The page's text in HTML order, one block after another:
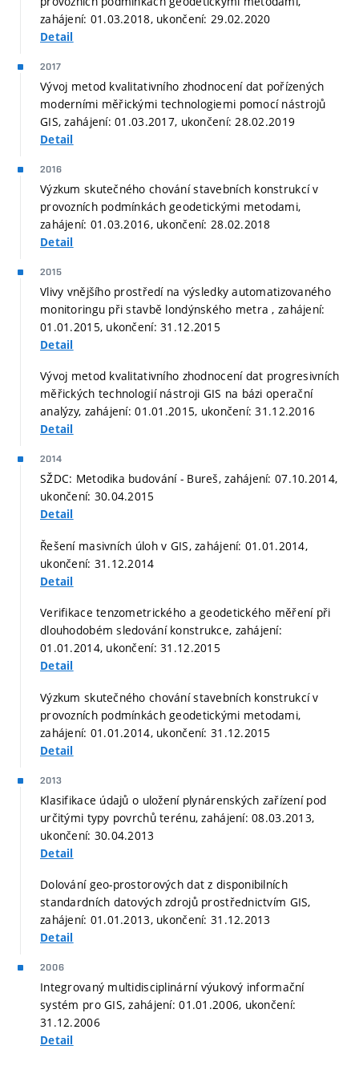
zahájení: 01.03.2018, ukončení: 29.02.2020
Detail
2017
Vývoj metod kvalitativního zhodnocení dat pořízených
moderními měřickými technologiemi pomocí nástrojů
GIS, zahájení: 01.03.2017, ukončení: 28.02.2019
Detail
2016
Výzkum skutečného chování stavebních konstrukcí v
provozních podmínkách geodetickými metodami,
zahájení: 01.03.2016, ukončení: 28.02.2018
Detail
2015
Vlivy vnějšího prostředí na výsledky automatizovaného
monitoringu při stavbě londýnského metra , zahájení:
01.01.2015, ukončení: 31.12.2015
Detail
Vývoj metod kvalitativního zhodnocení dat progresivních
měřických technologií nástroji GIS na bázi operační
analýzy, zahájení: 01.01.2015, ukončení: 31.12.2016
Detail
2014
SŽDC: Metodika budování - Bureš, zahájení: 07.10.2014,
ukončení: 30.04.2015
Detail
Řešení masivních úloh v GIS, zahájení: 01.01.2014,
ukončení: 31.12.2014
Detail
Verifikace tenzometrického a geodetického měření při
dlouhodobém sledování konstrukce, zahájení:
01.01.2014, ukončení: 31.12.2015
Detail
Výzkum skutečného chování stavebních konstrukcí v
provozních podmínkách geodetickými metodami,
zahájení: 01.01.2014, ukončení: 31.12.2015
Detail
2013
Klasifikace údajů o uložení plynárenských zařízení pod
určitými typy povrchů terénu, zahájení: 08.03.2013,
ukončení: 30.04.2013
Detail
Dolování geo-prostorových dat z disponibilních
standardních datových zdrojů prostřednictvím GIS,
zahájení: 01.01.2013, ukončení: 31.12.2013
Detail
2006
Integrovaný multidisciplinární výukový informační
systém pro GIS, zahájení: 01.01.2006, ukončení:
31.12.2006
Detail